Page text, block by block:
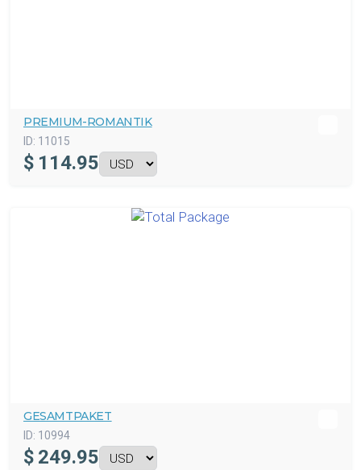
PREMIUM-ROMANTIK
ID: 11015
$ 114.95
GESAMTPAKET
ID: 10994
$ 249.95